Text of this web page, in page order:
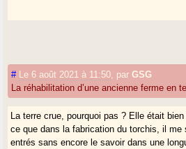
# Le 6 août 2021 à 11:50 parGSG
La réhabilitation d’une ancienne ferme en
La terre crue, pourquoi pas ? Elle était
ce que dans la fabrication du torchis, il
entrés sans encore le savoir dans une